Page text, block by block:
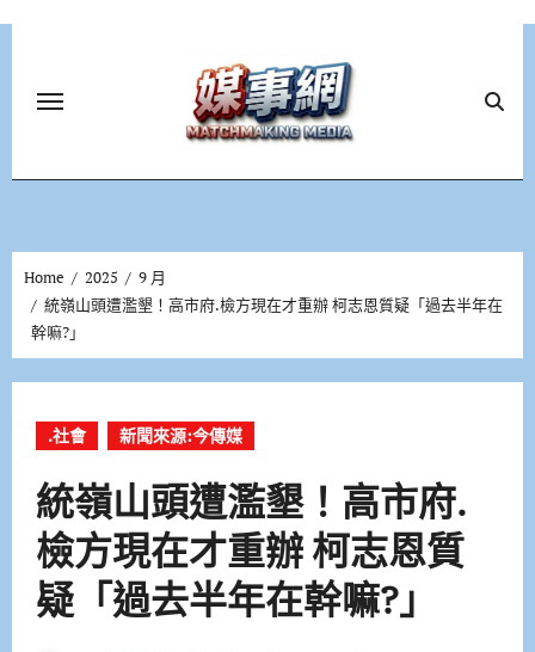
Home 2025
9 月
統嶺山頭遭濫墾！高市府.檢方現在才重辦 柯志恩質疑「過去半年在
幹嘛?」
.社會 新聞來源:今傳媒
統嶺山頭遭濫墾！高市府.
檢方現在才重辦 柯志恩質
疑「過去半年在幹嘛?」